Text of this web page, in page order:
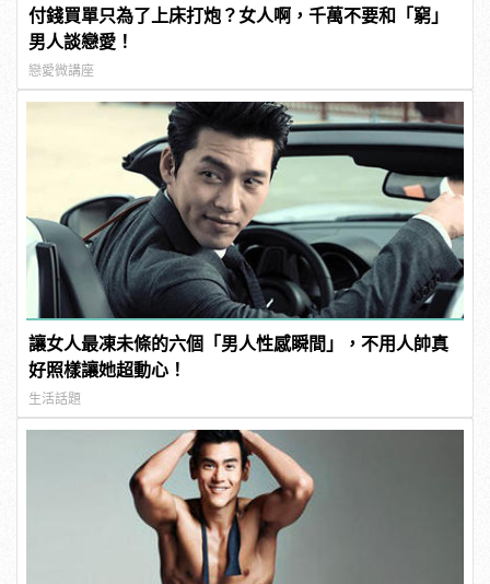
付錢買單只為了上床打炮？女人啊，千萬不要和「窮」
男人談戀愛！
戀愛微講座
讓女人最凍未條的六個「男人性感瞬間」，不用人帥真
好照樣讓她超動心！
生活話題